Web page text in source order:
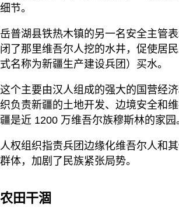
细节。
岳普湖县铁热木镇的另一名安全主管
闭了那里维吾尔人挖的水井，促使居
式名称为新疆生产建设兵团）买水。
这个主要由汉人组成的强大的国营经
织负责新疆的土地开发、边境安全和
疆是近 1200 万维吾尔族穆斯林的家园
人权组织指责兵团边缘化维吾尔人和
群体，加剧了民族紧张局势。
农田干涸